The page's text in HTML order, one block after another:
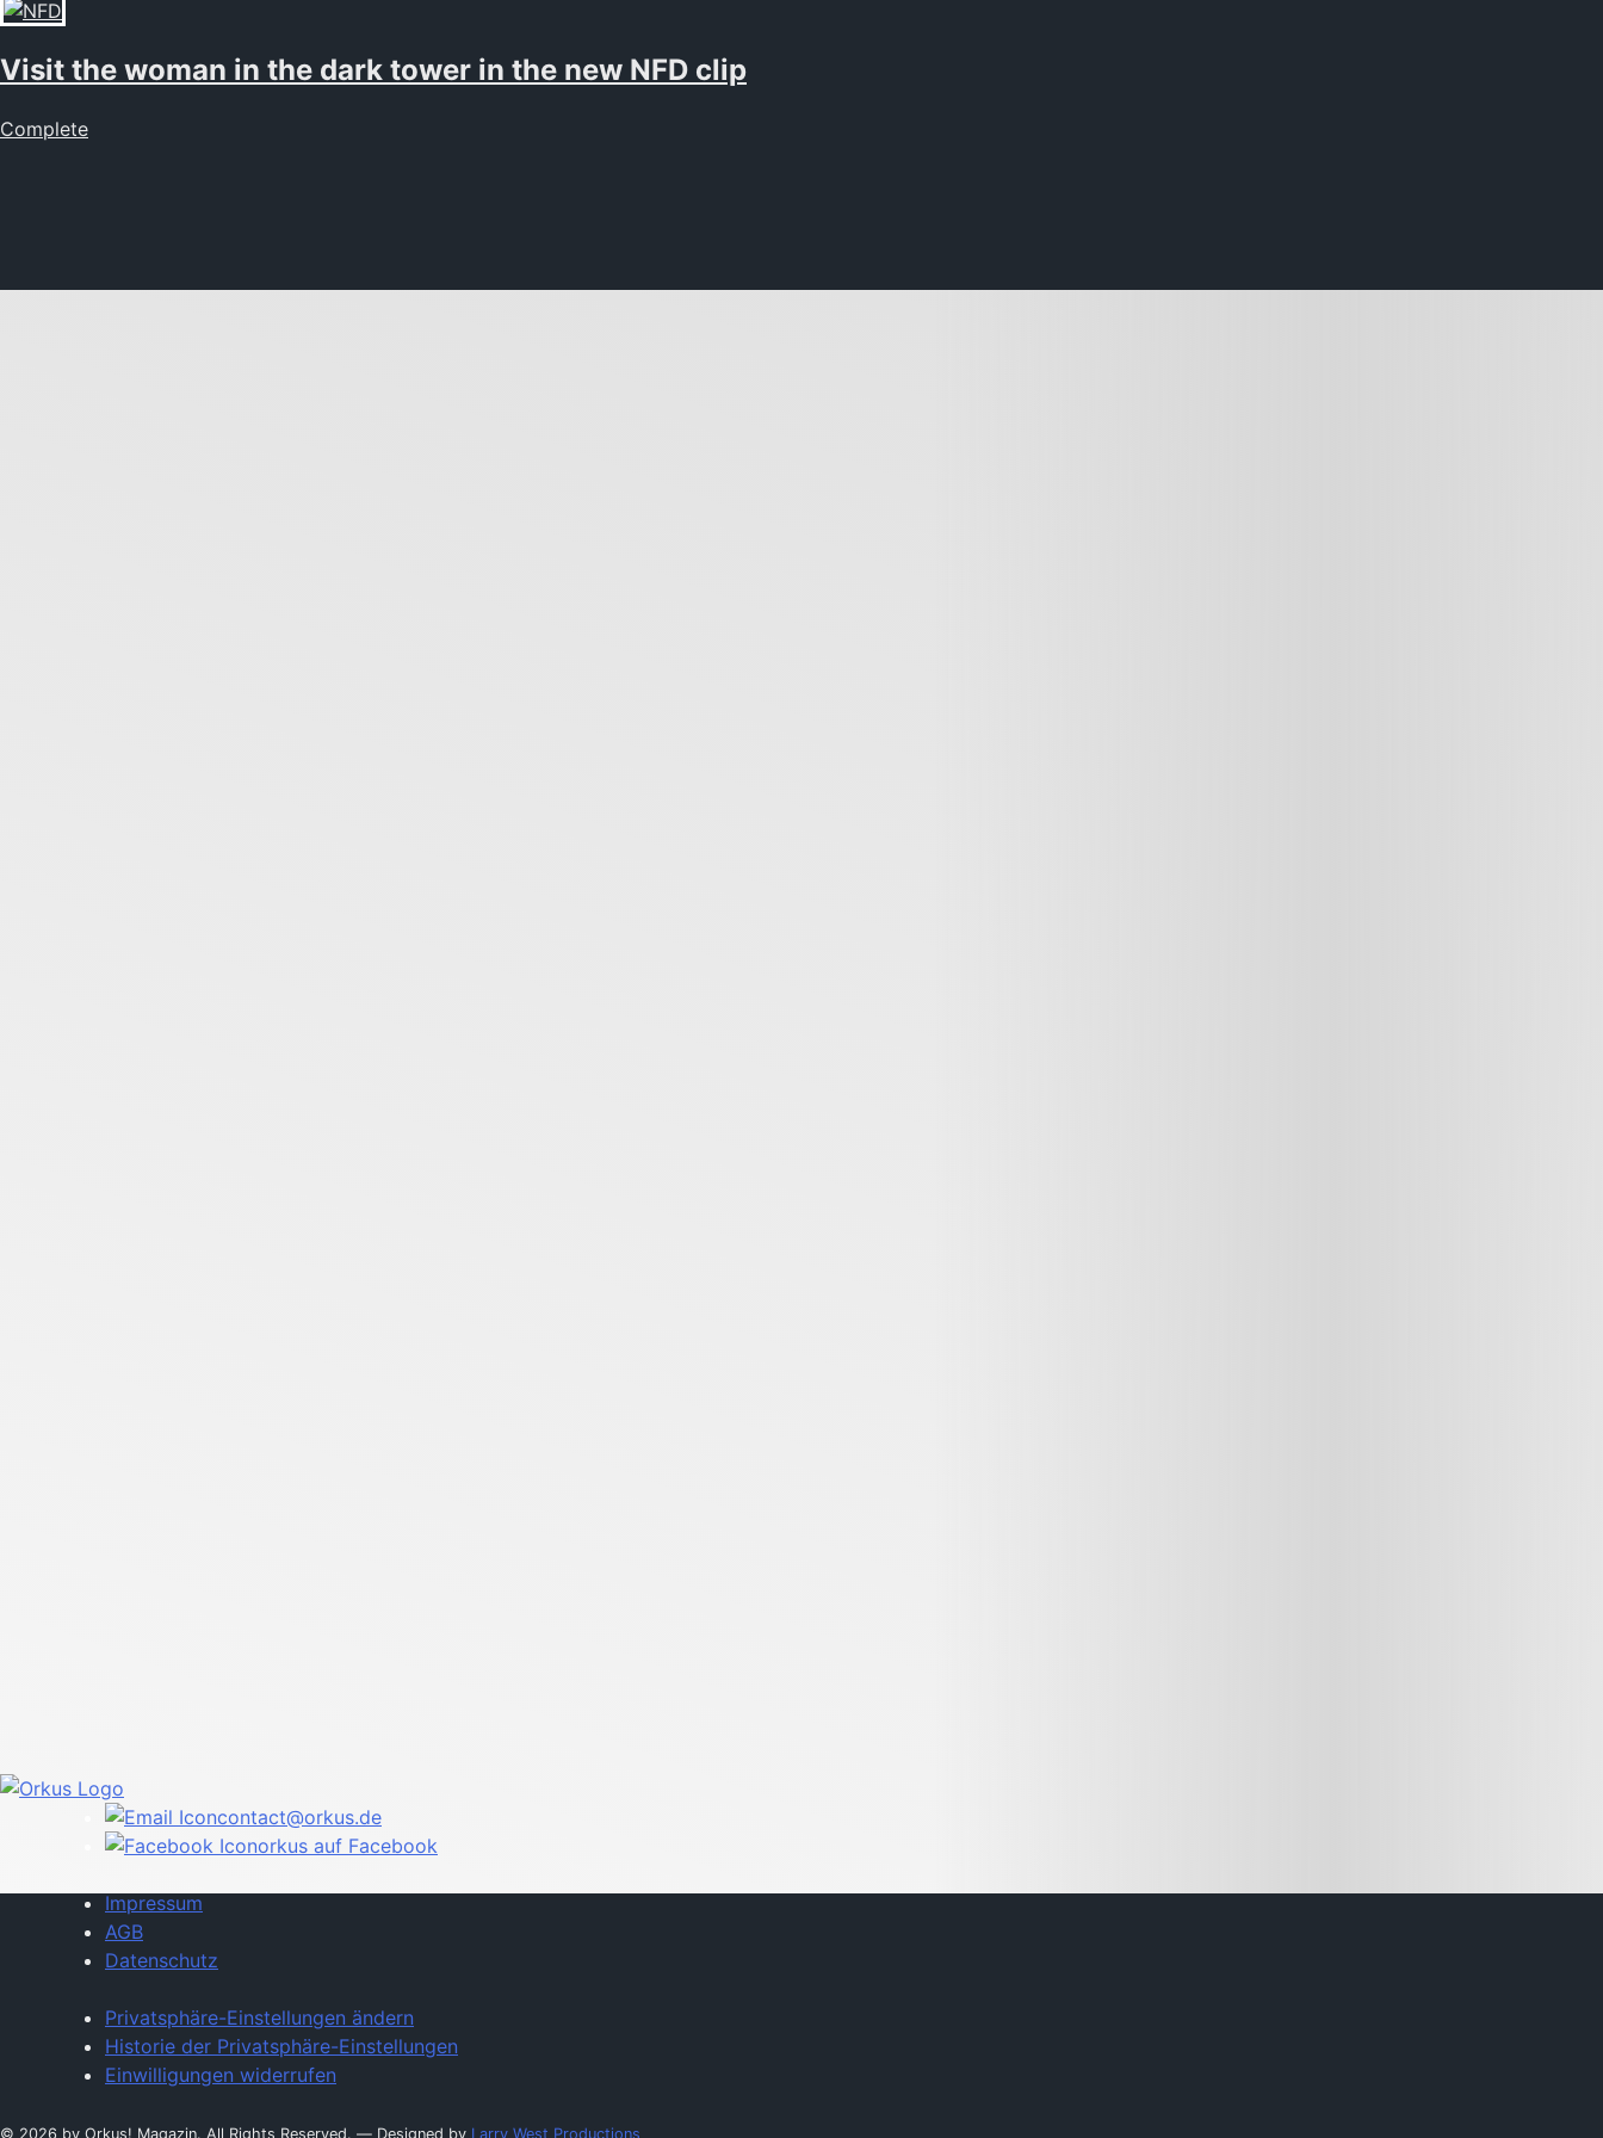
Visit the woman in the dark tower in the new NFD clip
Complete
contact@orkus.de
orkus auf Facebook
Impressum
AGB
Datenschutz
Privatsphäre-Einstellungen ändern
Historie der Privatsphäre-Einstellungen
Einwilligungen widerrufen
© 2026 by Orkus! Magazin. All Rights Reserved. ― Designed by Larry West Productions